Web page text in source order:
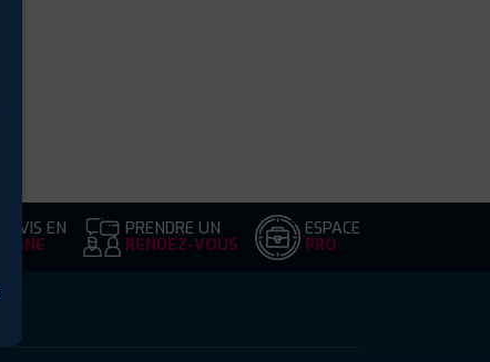
DEVIS EN
LIGNE
PRENDRE UN
RENDEZ-VOUS
ESPACE
PRO